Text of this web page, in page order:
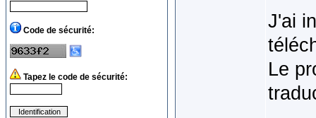
Code de sécurité:
Tapez le code de sécurité:
J'ai
Le